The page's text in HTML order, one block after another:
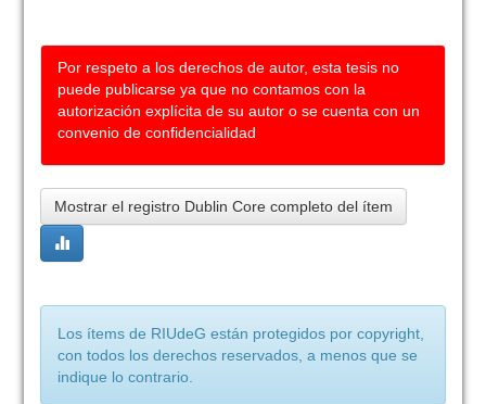
Por respeto a los derechos de autor, esta tesis no
puede publicarse ya que no contamos con la
autorización explícita de su autor o se cuenta con un
convenio de confidencialidad
Mostrar el registro Dublin Core completo del ítem
Los ítems de RIUdeG están protegidos por copyright,
con todos los derechos reservados, a menos que se
indique lo contrario.